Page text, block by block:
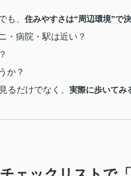
も、 住みやすさは“周辺環境”で
・病院・駅は近い？
か？
るだけでなく、 実際に歩いてみ